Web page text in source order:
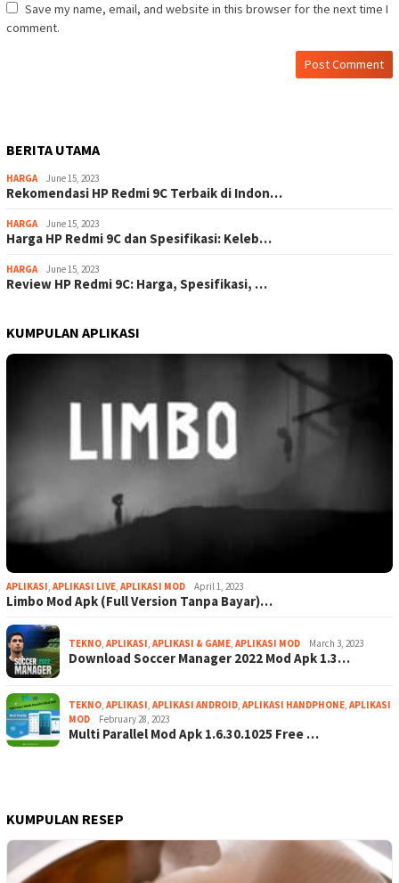
Save my name, email, and website in this browser for the next time I
comment.
BERITA UTAMA
HARGA June 15, 2023
Rekomendasi HP Redmi 9C Terbaik di Indon…
HARGA June 15, 2023
Harga HP Redmi 9C dan Spesifikasi: Keleb…
HARGA June 15, 2023
Review HP Redmi 9C: Harga, Spesifikasi, …
KUMPULAN APLIKASI
APLIKASI, APLIKASI LIVE, APLIKASI MOD April 1, 2023
Limbo Mod Apk (Full Version Tanpa Bayar)…
TEKNO, APLIKASI, APLIKASI & GAME, APLIKASI MOD March 3, 2023
Download Soccer Manager 2022 Mod Apk 1.3…
TEKNO, APLIKASI, APLIKASI ANDROID, APLIKASI HANDPHONE, APLIKASI
MOD
February 28, 2023
Multi Parallel Mod Apk 1.6.30.1025 Free …
KUMPULAN RESEP